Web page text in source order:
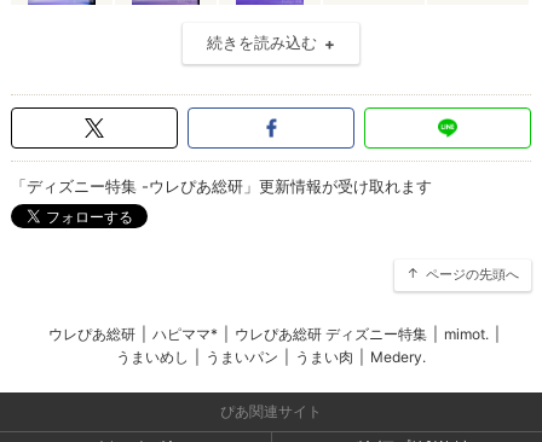
続きを読み込む
「ディズニー特集 -ウレぴあ総研」更新情報が受け取れます
ページの先頭へ
ウレぴあ総研 ハピママ* ウレぴあ総研 ディズニー特集 mimot.
うまいめし
うまいパン うまい肉 Medery.
ぴあ関連サイト